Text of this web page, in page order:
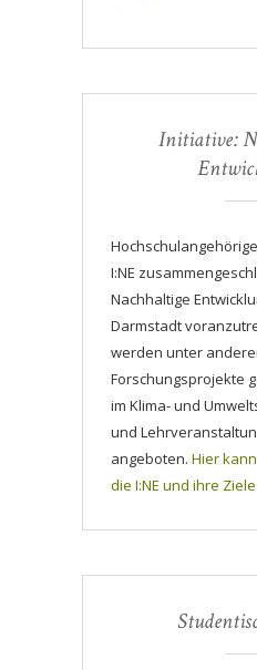
Initiative:
I:NE
Nachhaltige
Darmstadt
werden unter
Forschungsprojekte
im Klima- und
und
angeboten. Hier
die I:NE und ihre